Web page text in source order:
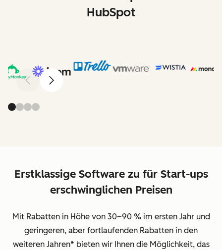
HubSpot
ZurückWeiter
Erstklassige Software zu für Start-ups
erschwinglichen Preisen
Mit Rabatten in Höhe von 30–90 % im ersten Jahr und
geringeren, aber fortlaufenden Rabatten in den
weiteren Jahren* bieten wir Ihnen die Möglichkeit, das